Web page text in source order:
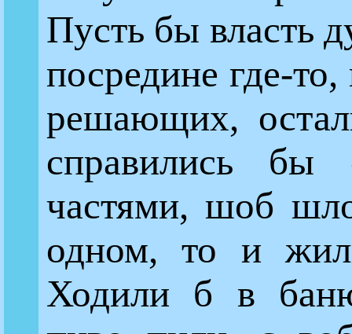
Пусть бы власть
посредине где-
решающих,
справились бы
частями, шоб
одном, то и
Ходили б в